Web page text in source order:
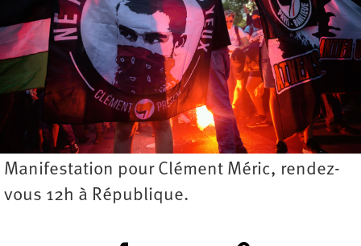
Manifestation pour Clément Méric, rendez-
vous 12h à République.